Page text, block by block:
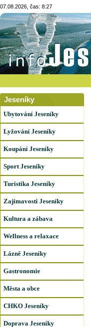
07.08.2026, čas: 8:27
Jeseníky
Ubytování Jeseníky
Lyžování Jeseníky
Koupání Jeseníky
Sport Jeseníky
Turistika Jeseníky
Zajímavosti Jeseníky
Kultura a zábava
Wellness a relaxace
Lázně Jeseníky
Gastronomie
Města a obce
CHKO Jeseníky
Doprava Jeseníky